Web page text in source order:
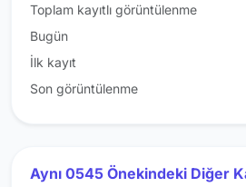
Toplam kayıtlı görüntülenme
Bugün
İlk kayıt
Son görüntülenme
Aynı 0545 Önekindeki Diğer